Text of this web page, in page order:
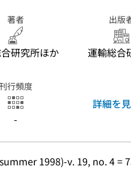
著者
研究所ほか
出版
運輸総合
行頻度
-
詳細を
1998)-v. 19, no. 4 =